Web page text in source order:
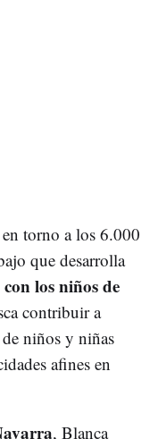
torno a los 6.000
que desarrolla
los niños de
contribuir a
niños y niñas
afines en
, Blanca